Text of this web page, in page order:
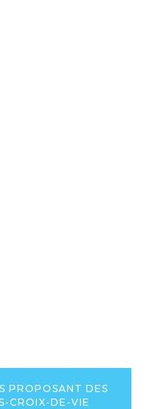
PROPOSANT DES
CROIX-DE-VIE